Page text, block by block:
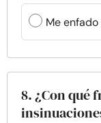
Me
8. ¿Con qué